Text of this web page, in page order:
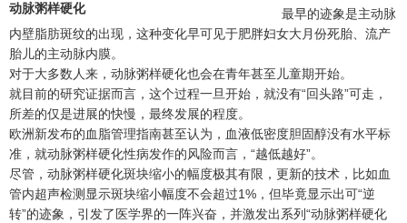
动脉粥样硬化
最早的迹象是主动脉
内壁脂肪斑纹的出现，这种变化早可见于肥胖妇女大月份死胎、流产
胎儿的主动脉内膜。
对于大多数人来，动脉粥样硬化也会在青年甚至儿童期开始。
就目前的研究证据而言，这个过程一旦开始，就没有“回头路”可走，
所差的仅是进展的快慢，最终发展的程度。
欧洲新发布的血脂管理指南甚至认为，血液低密度胆固醇没有水平标
准，就动脉粥样硬化性病发作的风险而言，“越低越好”。
尽管，动脉粥样硬化斑块缩小的幅度极其有限，更新的技术，比如血
管内超声检测显示斑块缩小幅度不会超过1%，但毕竟显示出可“逆
转”的迹象，引发了医学界的一阵兴奋，并激发出系列“动脉粥样硬化